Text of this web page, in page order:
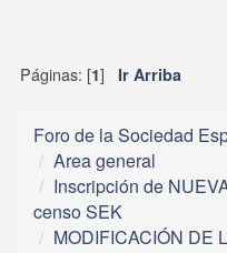
Páginas: [1] Ir Arriba
Foro de la Sociedad
Area general
Inscripción de
censo SEK
MODIFICACIÓN DE